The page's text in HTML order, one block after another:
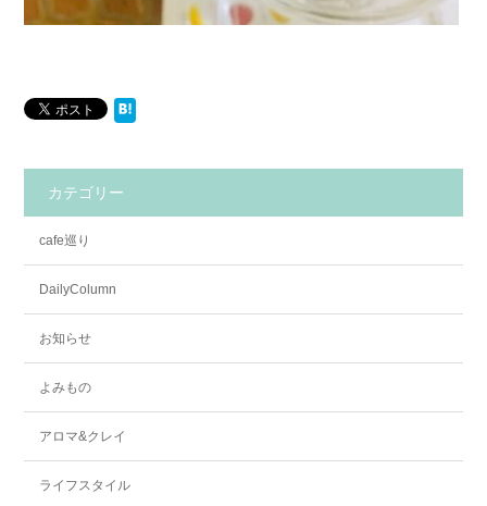
カテゴリー
cafe巡り
DailyColumn
お知らせ
よみもの
アロマ&クレイ
ライフスタイル